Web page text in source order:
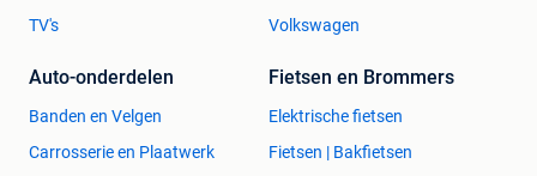
TV's
Volkswagen
Auto-onderdelen
Banden en Velgen
Carrosserie en Plaatwerk
Fietsen en Brommers
Elektrische fietsen
Fietsen | Bakfietsen